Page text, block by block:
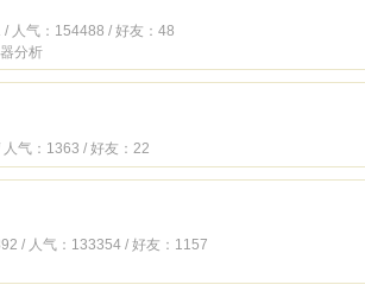
人气：154488 / 好友：48
分析
气：1363 / 好友：22
/ 人气：133354 / 好友：1157